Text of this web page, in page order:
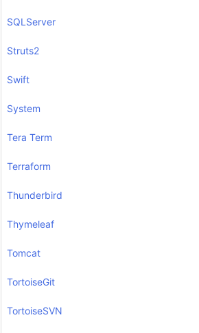
SQLServer
Struts2
Swift
System
Tera Term
Terraform
Thunderbird
Thymeleaf
Tomcat
TortoiseGit
TortoiseSVN